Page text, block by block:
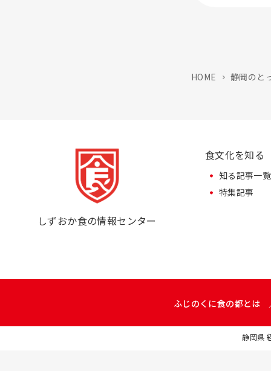
HOME 静岡のと
しずおか食の情報センター
食文化を知る
知る記事一覧
特集記事
ふじのくに食の都とは
静岡県